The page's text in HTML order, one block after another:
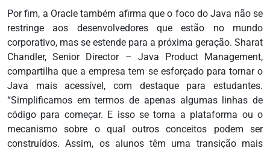
Por fim, a Oracle também afirma que o foco do Java não se
restringe aos desenvolvedores que estão no mundo
corporativo, mas se estende para a próxima geração. Sharat
Chandler, Senior Director – Java Product Management,
compartilha que a empresa tem se esforçado para tornar o
Java mais acessível, com destaque para estudantes.
“Simplificamos em termos de apenas algumas linhas de
código para começar. E isso se torna a plataforma ou o
mecanismo sobre o qual outros conceitos podem ser
construídos. Assim, os alunos têm uma transição mais